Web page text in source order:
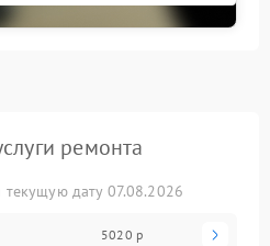
ремонта
дату 07.08.2026
5020 р